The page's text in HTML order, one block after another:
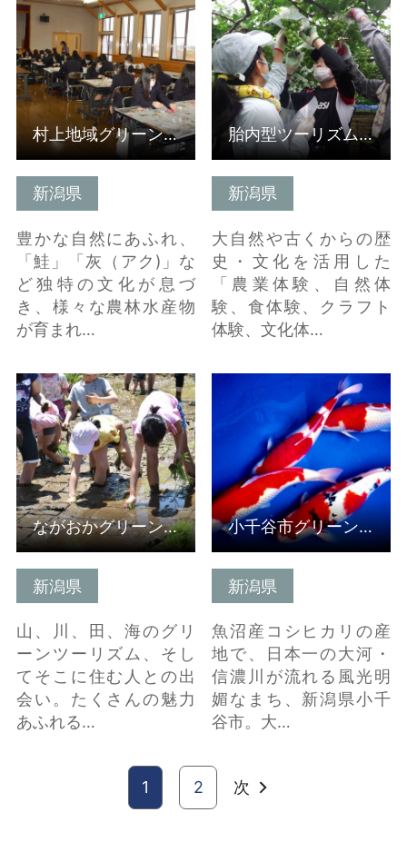
新潟県
豊かな自然にあふれ、
「鮭」「灰（アク)」な
ど独特の文化が息づ
き、様々な農林水産物
が育まれ…
村上地域グリーン・ツーリズム協議会（受入組織）
新潟県
大自然や古くからの歴
史・文化を活用した
「農業体験、自然体
験、食体験、クラフト
体験、文化体…
胎内型ツーリズム推進協議会301人会（受入組織）
新潟県
山、川、田、海のグリ
ーンツーリズム、そし
てそこに住む人との出
会い。たくさんの魅力
あふれる…
詳細はこちら
ながおかグリーン・ツーリズム推進協議会（受入組織）
新潟県
魚沼産コシヒカリの産
地で、日本一の大河・
信濃川が流れる風光明
媚なまち、新潟県小千
谷市。大…
小千谷市グリーン・ツーリズム推進協議会(受入組織）
1 2 次